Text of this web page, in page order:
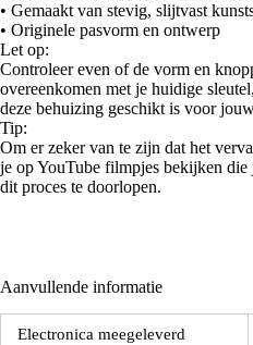
• Gemaakt van stevig, slijtvast
• Originele pasvorm en ontwerp
Let op:
Controleer even of de vorm en
overeenkomen met je huidige
deze behuizing geschikt is voor
Tip:
Om er zeker van te zijn dat het
je op YouTube filmpjes bekijken die
dit proces te doorlopen.
Aanvullende informatie
Electronica meegeleverd